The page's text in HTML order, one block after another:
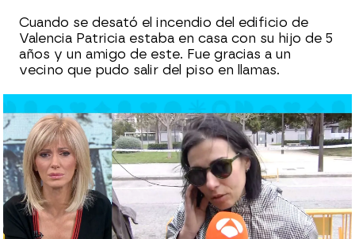
Cuando se desató el incendio del edificio de
Valencia Patricia estaba en casa con su hijo de 5
años y un amigo de este. Fue gracias a un
vecino que pudo salir del piso en llamas.
Indignación en las redes por una chirigota
del incendio de Valencia en el Carnaval de
Cádiz: "Han adelantado las Fallas"